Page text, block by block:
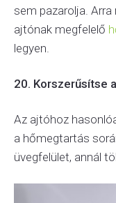
sem pazarolja. Arra
ajtónak megfelelő
legyen.
20. Korszerűsítse
Az ajtóhoz
a hőmegtartás
üvegfelület, annál